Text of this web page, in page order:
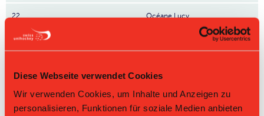
Diese Webseite verwendet Cookies
Wir verwenden Cookies, um Inhalte und Anzeigen zu
personalisieren, Funktionen für soziale Medien anbieten
22 Océane Lucy
12
1 Bettina Zimmermann
Nr: Nummer